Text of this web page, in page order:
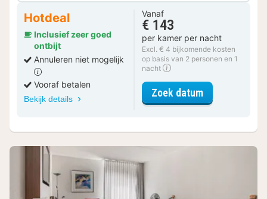
Hotdeal
Inclusief zeer goed
ontbijt
Annuleren niet mogelijk
Vooraf betalen
Bekijk details
Vanaf
€ 143
per kamer per nacht
Excl. € 4 bijkomende kosten
op basis van 2 personen en 1
nacht
Zoek datumvoor